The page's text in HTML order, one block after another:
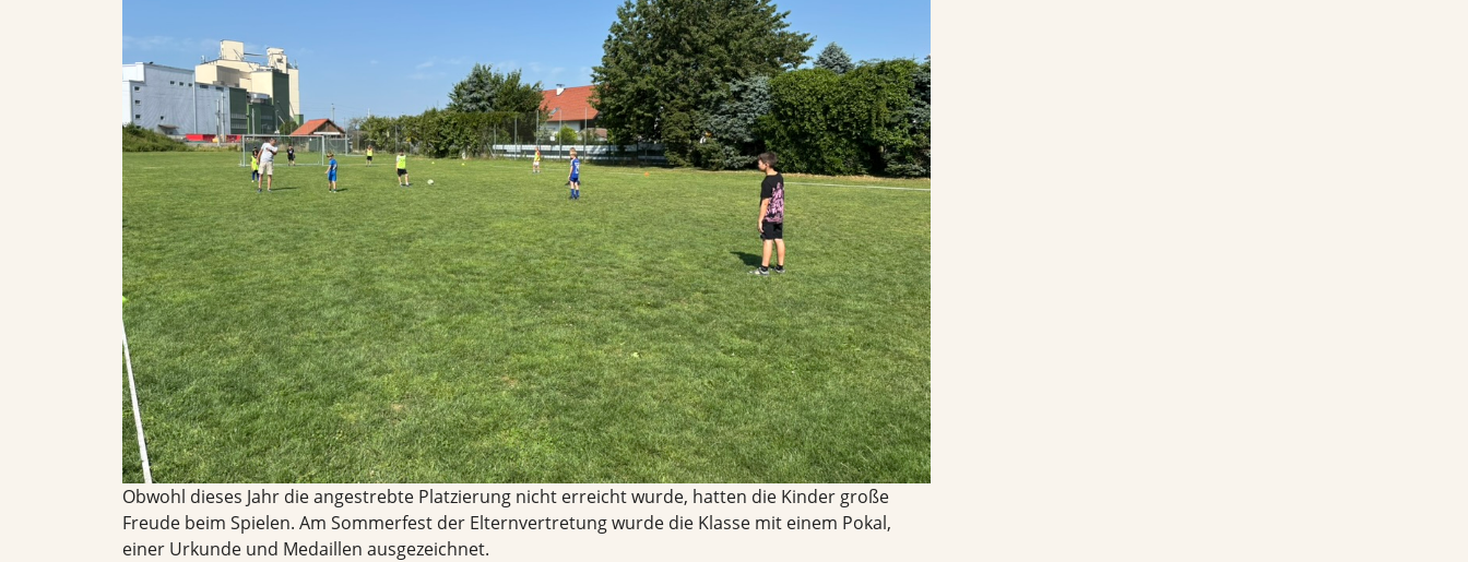
Obwohl dieses Jahr die angestrebte Platzierung nicht erreicht wurde, hatten die Kinder große
Freude beim Spielen. Am Sommerfest der Elternvertretung wurde die Klasse mit einem Pokal,
einer Urkunde und Medaillen ausgezeichnet.